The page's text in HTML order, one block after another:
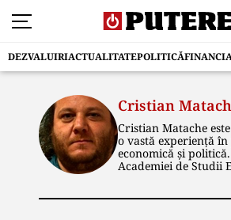
DEZVALUIRIACTUALITATEPOLITICĂ
Cristian
Cristian Matache
o vastă experiență în
economică și
Academiei de Studii
construit cariera în